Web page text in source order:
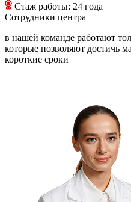
Стаж работы: 24 года
Сотрудники центра
в нашей команде работают
которые позволяют достичь
короткие сроки